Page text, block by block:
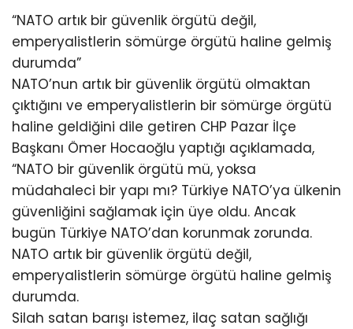
“NATO artık bir güvenlik örgütü değil,
emperyalistlerin sömürge örgütü haline gelmiş
durumda”
NATO’nun artık bir güvenlik örgütü olmaktan
çıktığını ve emperyalistlerin bir sömürge örgütü
haline geldiğini dile getiren CHP Pazar İlçe
Başkanı Ömer Hocaoğlu yaptığı açıklamada,
“NATO bir güvenlik örgütü mü, yoksa
müdahaleci bir yapı mı? Türkiye NATO’ya ülkenin
güvenliğini sağlamak için üye oldu. Ancak
bugün Türkiye NATO’dan korunmak zorunda.
NATO artık bir güvenlik örgütü değil,
emperyalistlerin sömürge örgütü haline gelmiş
durumda.
Silah satan barışı istemez, ilaç satan sağlığı